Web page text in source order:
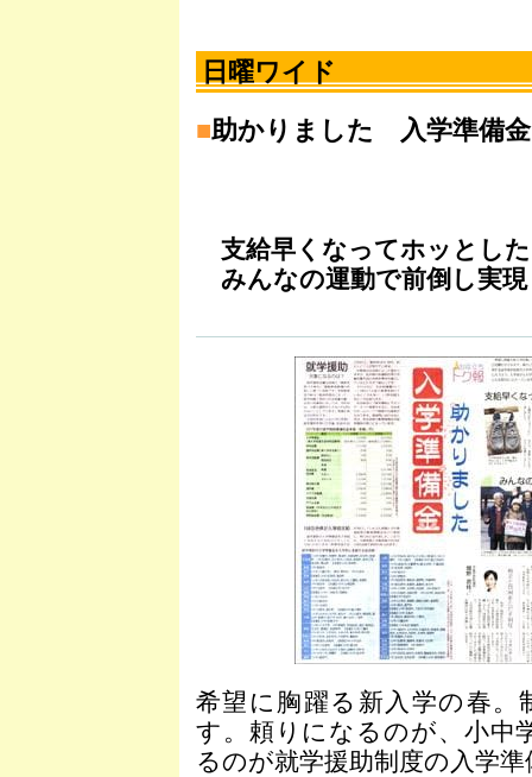
日曜ワイド
■助かりました 入学準備金
支給早くなってホッとし
みんなの運動で前倒し実
希望に胸躍る新入学の春
す。頼りになるのが、小中
るのが就学援助制度の入学